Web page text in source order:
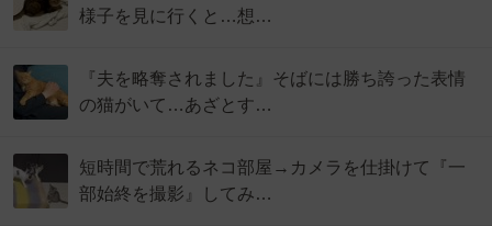
様子を見に行くと…想…
『夫を略奪されました』そばには勝ち誇った表情
の猫がいて…あざとす…
短時間で荒れるネコ部屋→カメラを仕掛けて『一
部始終を撮影』してみ…